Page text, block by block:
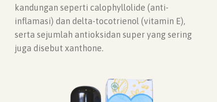
kandungan seperti calophyllolide (anti-
inflamasi) dan delta-tocotrienol (vitamin E),
serta sejumlah antioksidan super yang sering
juga disebut xanthone.